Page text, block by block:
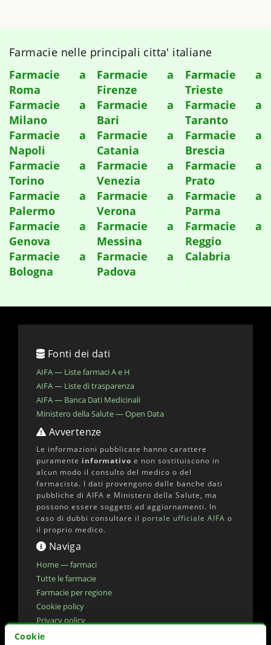
Farmacie nelle principali citta' italiane
Farmacie a
Roma
Farmacie a
Milano
Farmacie a
Napoli
Farmacie a
Torino
Farmacie a
Palermo
Farmacie a
Genova
Farmacie a
Bologna
Farmacie a
Firenze
Farmacie a
Bari
Farmacie a
Catania
Farmacie a
Venezia
Farmacie a
Verona
Farmacie a
Messina
Farmacie a
Padova
Farmacie a
Trieste
Farmacie a
Taranto
Farmacie a
Brescia
Farmacie a
Prato
Farmacie a
Parma
Farmacie a
Reggio
Calabria
Fonti dei dati
AIFA — Liste farmaci A e H
AIFA — Liste di trasparenza
AIFA — Banca Dati Medicinali
Ministero della Salute — Open Data
Avvertenze
Le informazioni pubblicate hanno carattere
puramente informativo e non sostituiscono in
alcun modo il consulto del medico o del
farmacista. I dati provengono dalle banche dati
pubbliche di AIFA e Ministero della Salute, ma
possono essere soggetti ad aggiornamenti. In
caso di dubbi consultare il portale ufficiale AIFA o
il proprio medico.
Naviga
Home — farmaci
Tutte le farmacie
Farmacie per regione
Cookie policy
Privacy policy
Dichiarazione di accessibilita'
Cookie